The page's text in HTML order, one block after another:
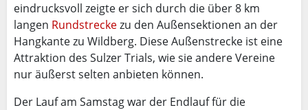
eindrucksvoll zeigte er sich durch die über 8 km
langen Rundstreckezu den Außensektionen an der
Hangkante zu Wildberg. Diese Außenstrecke ist eine
Attraktion des Sulzer Trials, wie sie andere Vereine
nur äußerst selten anbieten können.
Der Lauf am Samstag war der Endlauf für die